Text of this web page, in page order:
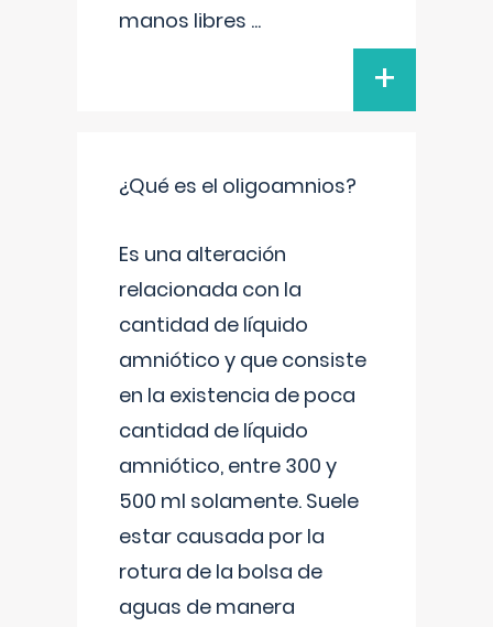
manos libres ...
+
¿Qué es el oligoamnios?
Es una alteración
relacionada con la
cantidad de líquido
amniótico y que consiste
en la existencia de poca
cantidad de líquido
amniótico, entre 300 y
500 ml solamente. Suele
estar causada por la
rotura de la bolsa de
aguas de manera